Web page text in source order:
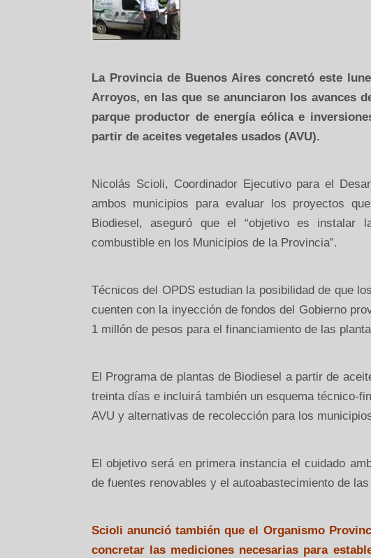
La Provinciade Buenos Aires concretó este
Arroyos, en las que se anunciaron los avances
parque productor de energía eólica e
partir de aceites vegetales usados (AVU).
Nicolás Scioli, Coordinador Ejecutivo para el
ambos municipios para evaluar los proyectos
Biodiesel, aseguró que el “objetivo es instalar
combustible en los Municipios de la Provincia”.
Técnicos del OPDS estudian la posibilidad de que
cuenten con la inyección de fondos del Gobierno
1 millón de pesos para el financiamiento de las
El Programa de plantas de Biodiesel a partir de
treinta días e incluirá también un esquema técnico-
AVU y alternativas de recolección para los
El objetivo será en primera instancia el cuidado
de fuentes renovables y el autoabastecimiento de
Scioli anunció también que el Organismo
concretar las mediciones necesarias para